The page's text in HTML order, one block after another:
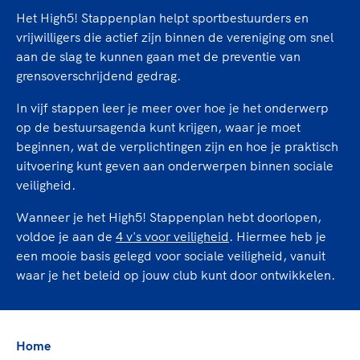
Sportonderzoek
Sportakkoord II
Game Changer
TeamNL kids
Olympische geschiedenis
Nieuwspagina
Columns
Veilige en integere sport
Diversiteit en inclusie
Gezonde sportomgeving
Duurzaamheid
Bekwaam sportkader
Vitale clubs en bestuurlijk kader
Sportmatch
Clubacties
Handboek Wet- en Regelgeving
Opleidingen en trainingen
High5 Stappenplan
Kennisaanbod TeamNL Experts
TeamNL Sport Science Centre
Olympische Spelen LA28
Paralympische Spelen LA28
Europese Spelen Istanbul 2027
Topsportbeleid
Topsportfinanciering
Het High5! Stappenplan helpt sportbestuurders en
vrijwilligers die actief zijn binnen de vereniging om snel
aan de slag te kunnen gaan met de preventie van
grensoverschrijdend gedrag.
In vijf stappen leer je meer over hoe je het onderwerp
op de bestuursagenda kunt krijgen, waar je moet
beginnen, wat de verplichtingen zijn en hoe je praktisch
uitvoering kunt geven aan onderwerpen binnen sociale
veiligheid.
Wanneer je het High5! Stappenplan hebt doorlopen,
voldoe je aan de 4 v's voor veiligheid . Hiermee heb je
een mooie basis gelegd voor sociale veiligheid, vanuit
waar je het beleid op jouw club kunt door ontwikkelen.
Home